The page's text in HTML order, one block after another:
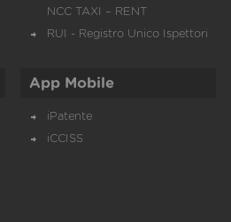
NCC TAXI – RENT
RUI - Registro Unico Ispettori
App Mobile
iPatente
iCCISS